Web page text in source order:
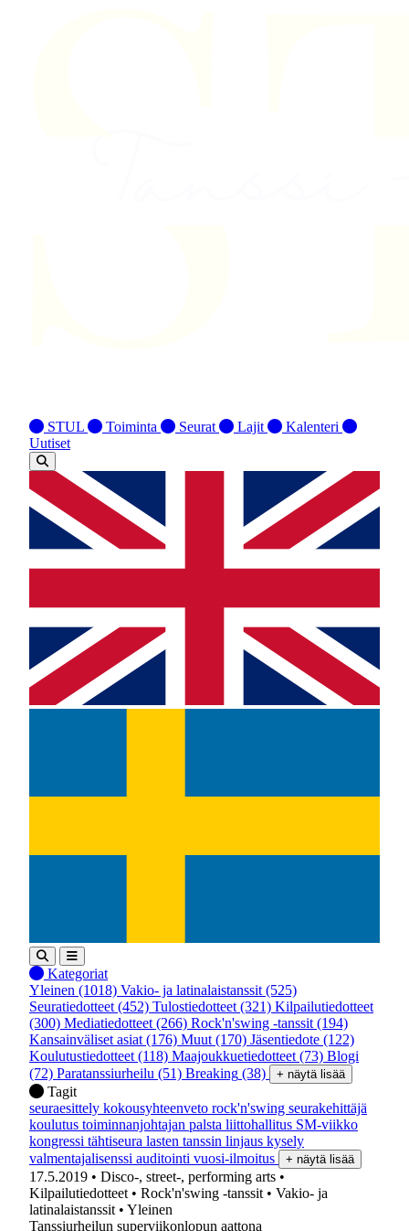
STUL Toiminta Seurat Lajit
Kalenteri
Uutiset
Kategoriat
Yleinen (1018) Vakio- ja latinalaistanssit (525)
Seuratiedotteet (452) Tulostiedotteet (321) Kilpailutiedotteet
(300) Mediatiedotteet (266) Rock'n'swing -tanssit (194)
Kansainväliset asiat (176) Muut (170) Jäsentiedote (122)
Koulutustiedotteet (118) Maajoukkuetiedotteet (73) Blogi
(72) Paratanssiurheilu (51) Breaking (38) + näytä lisää
Tagit
seuraesittely kokousyhteenveto rock'n'swing seurakehittäjä
koulutus toiminnanjohtajan palsta liittohallitus SM-viikko
kongressi tähtiseura lasten tanssin linjaus kysely
valmentajalisenssi auditointi vuosi-ilmoitus + näytä lisää
17.5.2019 • Disco-, street-, performing arts •
Kilpailutiedotteet • Rock'n'swing -tanssit • Vakio- ja
latinalaistanssit • Yleinen
Tanssiurheilun superviikonlopun aattona